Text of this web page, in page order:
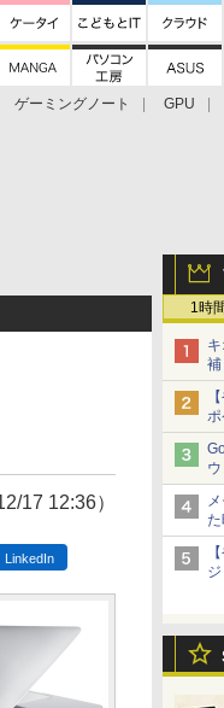
ゲーミングノート GPU
1時
17 12:36）
LinkedIn